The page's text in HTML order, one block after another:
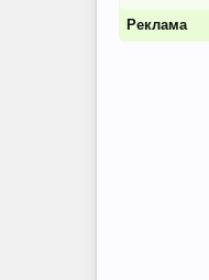
Реклама